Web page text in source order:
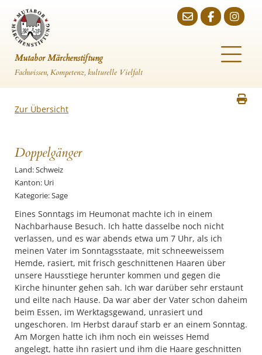
Mutabor Märchenstiftung
Fachwissen, Kompetenz, kulturelle Vielfalt
Zur Übersicht
Doppelgänger
Land: Schweiz
Kanton: Uri
Kategorie: Sage
Eines Sonntags im Heumonat machte ich in einem
Nachbarhause Besuch. Ich hatte dasselbe noch nicht
verlassen, und es war abends etwa um 7 Uhr, als ich
meinen Vater im Sonntagsstaate, mit schneeweissem
Hemde, rasiert, mit frisch geschnittenen Haaren über
unsere Hausstiege herunter kommen und gegen die
Kirche hinunter gehen sah. Ich war darüber sehr erstaunt
und eilte nach Hause. Da war aber der Vater schon daheim
beim Essen, im Werktagsgewand, unrasiert und
ungeschoren. Im Herbst darauf starb er an einem Sonntag.
Am Morgen hatte ich ihm noch ein weisses Hemd
angelegt, hatte ihn rasiert und ihm die Haare geschnitten